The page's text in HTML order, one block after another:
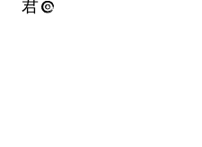
君